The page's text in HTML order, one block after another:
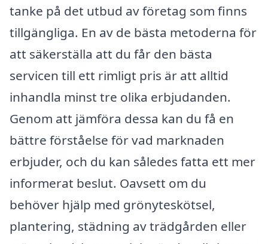
tanke på det utbud av företag som finns
tillgängliga. En av de bästa metoderna för
att säkerställa att du får den bästa
servicen till ett rimligt pris är att alltid
inhandla minst tre olika erbjudanden.
Genom att jämföra dessa kan du få en
bättre förståelse för vad marknaden
erbjuder, och du kan således fatta ett mer
informerat beslut. Oavsett om du
behöver hjälp med grönyteskötsel,
plantering, städning av trädgården eller